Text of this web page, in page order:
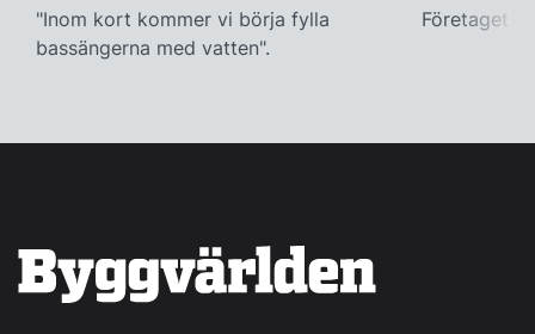
"Inom kort kommer vi börja fylla
bassängerna med vatten".
Företaget